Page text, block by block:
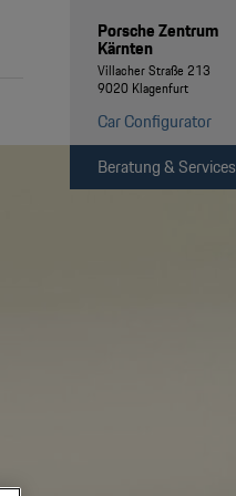
Porsche Zentrum
Kärnten
Villacher Straße 213
9020 Klagenfurt
Car Configurator
Beratung & Services